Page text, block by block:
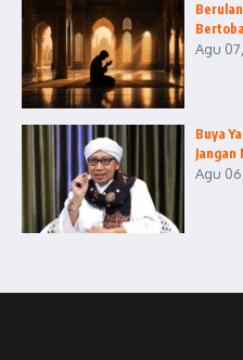
Agu
Buya
Jangan
Agu